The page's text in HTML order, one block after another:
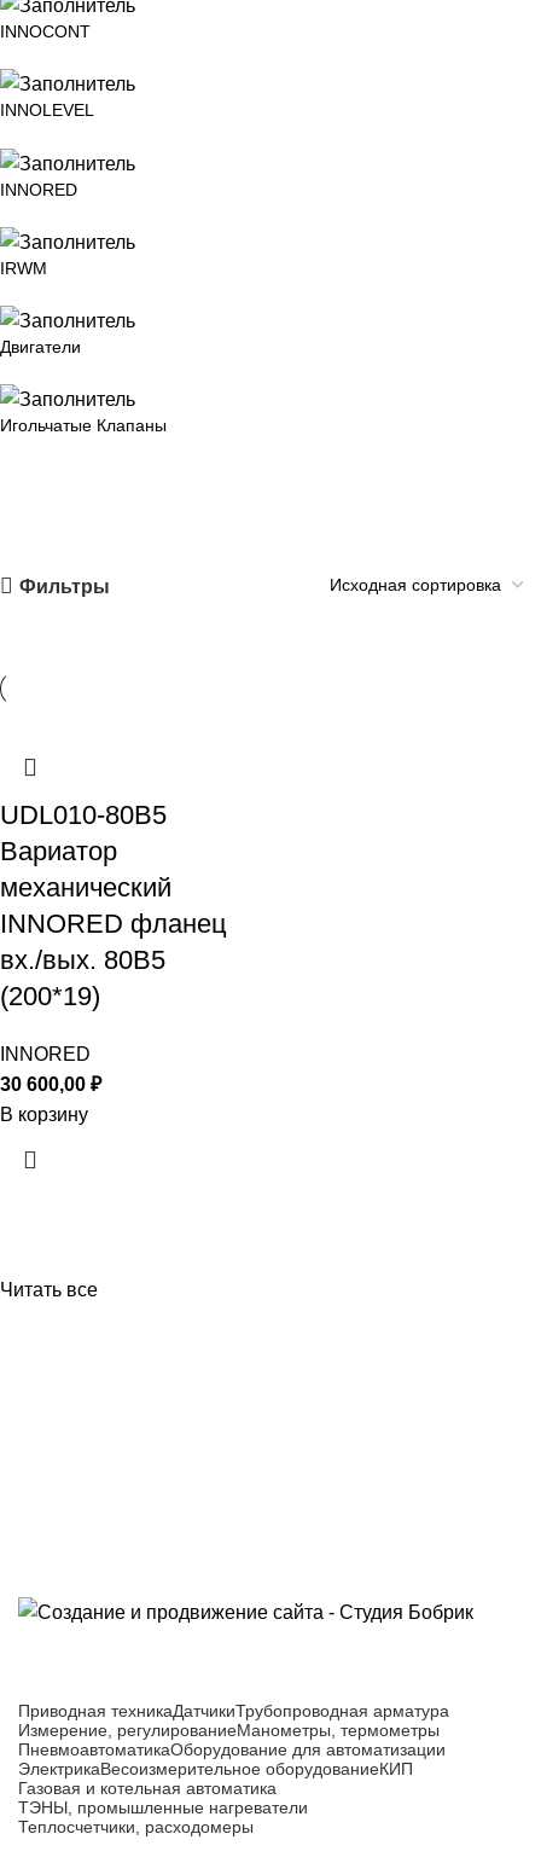
INNOCONT
INNOLEVEL
INNORED
IRWM
Двигатели
Игольчатые Клапаны
Фильтры
UDL010-80B5
Вариатор
механический
INNORED фланец
вх./вых. 80B5
(200*19)
INNORED
30 600,00 ₽
В корзину
Читать все
Приводная техникаДатчикиТрубопроводная арматура
Измерение, регулированиеМанометры, термометры
ПневмоавтоматикаОборудование для автоматизации
ЭлектрикаВесоизмерительное оборудованиеКИП
Газовая и котельная автоматика
ТЭНЫ, промышленные нагреватели
Теплосчетчики, расходомеры